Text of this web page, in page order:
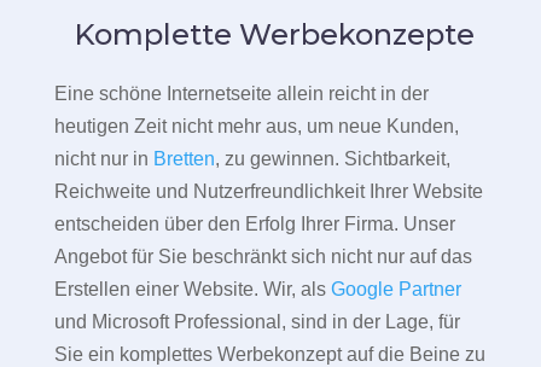
Komplette Werbekonzepte
Eine schöne Internetseite allein reicht in der
heutigen Zeit nicht mehr aus, um neue Kunden,
nicht nur in Bretten, zu gewinnen. Sichtbarkeit,
Reichweite und Nutzerfreundlichkeit Ihrer Website
entscheiden über den Erfolg Ihrer Firma. Unser
Angebot für Sie beschränkt sich nicht nur auf das
Erstellen einer Website. Wir, als Google Partner
und Microsoft Professional, sind in der Lage, für
Sie ein komplettes Werbekonzept auf die Beine zu